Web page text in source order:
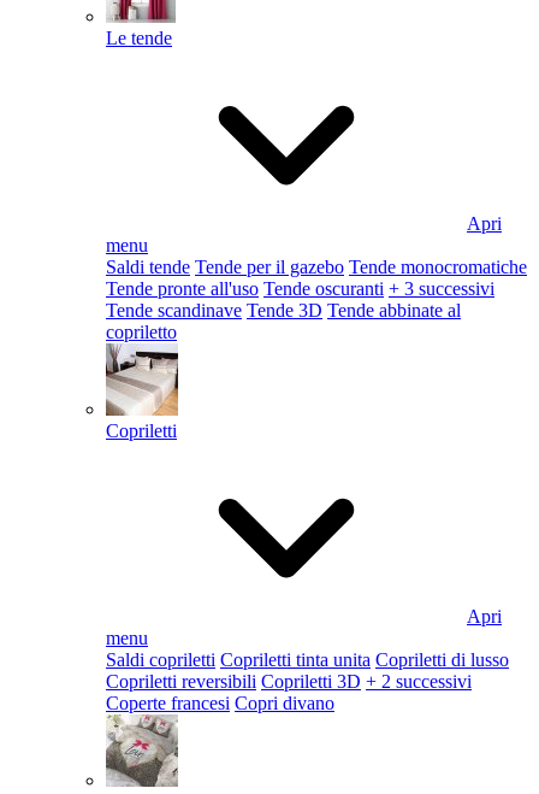
Le tende
Apri
menu
Saldi tende Tende per il gazebo Tende monocromatiche
Tende pronte all'uso Tende oscuranti + 3 successivi
Tende scandinave Tende 3D Tende abbinate al
copriletto
Copriletti
Apri
menu
Saldi copriletti Copriletti tinta unita Copriletti di lusso
Copriletti reversibili Copriletti 3D + 2 successivi
Coperte francesi Copri divano